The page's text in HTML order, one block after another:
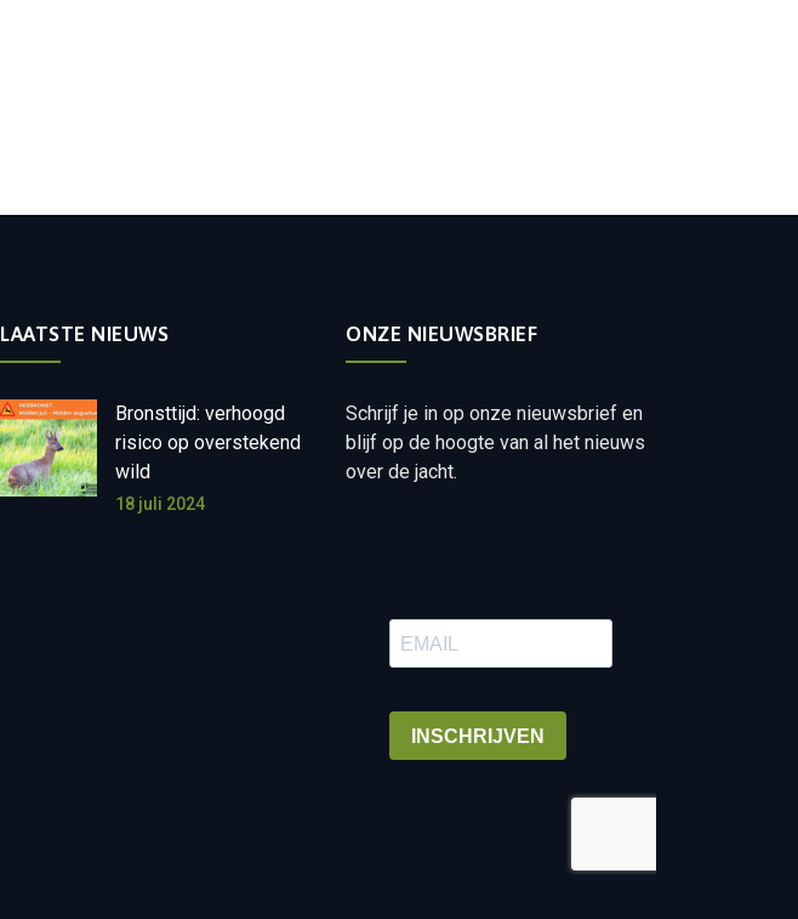
LAATSTE NIEUWS
Bronsttijd: verhoogd
risico op overstekend
wild
18 juli 2024
ONZE NIEUWSBRIEF
Schrijf je in op onze nieuwsbrief en
blijf op de hoogte van al het nieuws
over de jacht.